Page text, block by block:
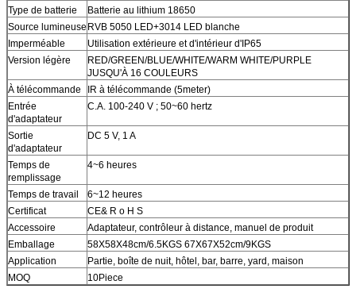
Type de batterie
Batterie au lithium 18650
Source lumineuse RVB 5050 LED+3014 LED blanche
Imperméable
Utilisation extérieure et d'intérieur d'IP65
Version légère
RED/GREEN/BLUE/WHITE/WARM WHITE/PURPLE
JUSQU'À 16 COULEURS
À télécommande
IR à télécommande (5meter)
Entrée
d'adaptateur
C.A. 100-240 V ; 50~60 hertz
Sortie
d'adaptateur
DC 5 V, 1 A
Temps de
remplissage
4~6 heures
Temps de travail
6~12 heures
Certificat
CE& R o H S
Accessoire
Adaptateur, contrôleur à distance, manuel de produit
Emballage
58X58X48cm/6.5KGS 67X67X52cm/9KGS
Application
Partie, boîte de nuit, hôtel, bar, barre, yard, maison
MOQ
10Piece